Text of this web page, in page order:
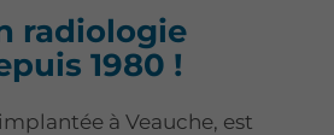
radiologie
1980 !
à Veauche, est